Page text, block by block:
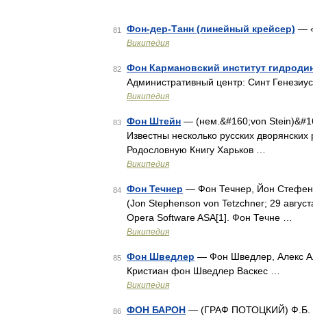
81 Фон-дер-Танн (линейный крейсер) —
Википедия
82 Фон Кармановский институт
Административный центр: Синт
Википедия
83 Фон Штейн — (нем.&#160;von
Известны несколько русских
Родословную Книгу Харьков …
Википедия
84 Фон Течнер — Фон Течнер, Йон
(Jon Stephenson von Tetzchner; 29
Opera Software ASA[1]. Фон Течне …
Википедия
85 Фон Шведлер — Фон Шведлер, Алекс
Кристиан фон Шведлер Васкес …
Википедия
86 ФОН БАРОН — (ГРАФ ПОТОЦКИЙ) Ф.Б.